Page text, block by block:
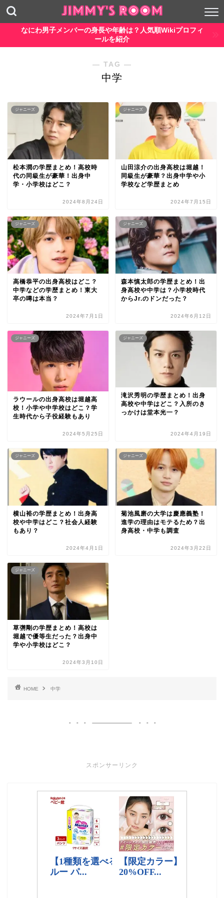
なにわ男子メンバーの身長や年齢は？人気順Wikiプロフィ
ールを紹介
― TAG ―
中学
ジャニーズ
松本潤の学歴まとめ！高校時
代の同級生が豪華！出身中
学・小学校はどこ？
2024年8月24日
ジャニーズ
山田涼介の出身高校は堀越！
同級生が豪華？出身中学や小
学校など学歴まとめ
2024年7月15日
ジャニーズ
高橋恭平の出身高校はどこ？
中学などの学歴まとめ！東大
卒の噂は本当？
2024年7月1日
ジャニーズ
森本慎太郎の学歴まとめ！出
身高校や中学は？小学校時代
からJr.のドンだった？
2024年6月12日
ジャニーズ
ラウールの出身高校は堀越高
校！小学や中学校はどこ？学
生時代から子役経験もあり
2024年5月25日
ジャニーズ
滝沢秀明の学歴まとめ！出身
高校や中学はどこ？入所のき
っかけは堂本光一？
2024年4月19日
ジャニーズ
横山裕の学歴まとめ！出身高
校や中学はどこ？社会人経験
もあり？
2024年4月1日
ジャニーズ
菊池風磨の大学は慶應義塾！
進学の理由はモテるため？出
身高校・中学も調査
2024年3月22日
ジャニーズ
草彅剛の学歴まとめ！高校は
堀越で優等生だった？出身中
学や小学校はどこ？
2024年3月10日
HOME 中学
スポンサーリンク